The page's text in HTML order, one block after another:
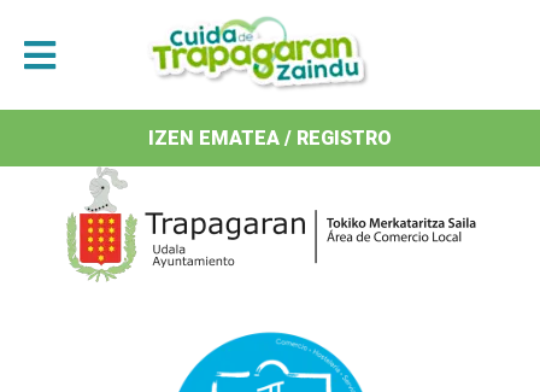
Antolatzaileak / Organizan
IZEN EMATEA / REGISTRO